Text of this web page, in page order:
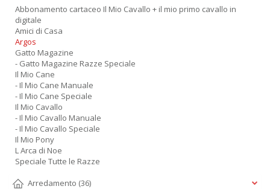
Abbonamento cartaceo Il Mio Cavallo + il mio primo cavallo in
digitale
Amici di Casa
Argos
Gatto Magazine
- Gatto Magazine Razze Speciale
Il Mio Cane
- Il Mio Cane Manuale
- Il Mio Cane Speciale
Il Mio Cavallo
- Il Mio Cavallo Manuale
- Il Mio Cavallo Speciale
Il Mio Pony
L Arca di Noe
Speciale Tutte le Razze
Arredamento (36)